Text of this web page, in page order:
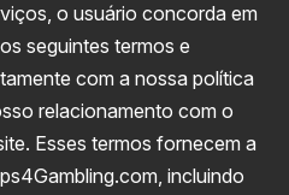
o usuário concorda em
seguintes termos e
com a nossa política
relacionamento com o
Esses termos fornecem a
incluindo